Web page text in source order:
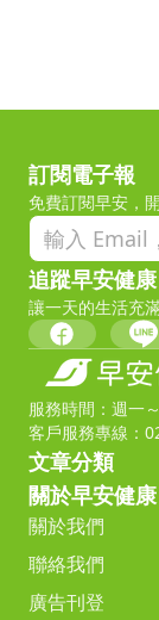
訂閱電子報
免費訂閱早安，
追蹤早安健康
讓一天的生活充
服務時間：週一
客戶服務專線：
文章分類
關於早安健康
關於我們
聯絡我們
廣告刊登